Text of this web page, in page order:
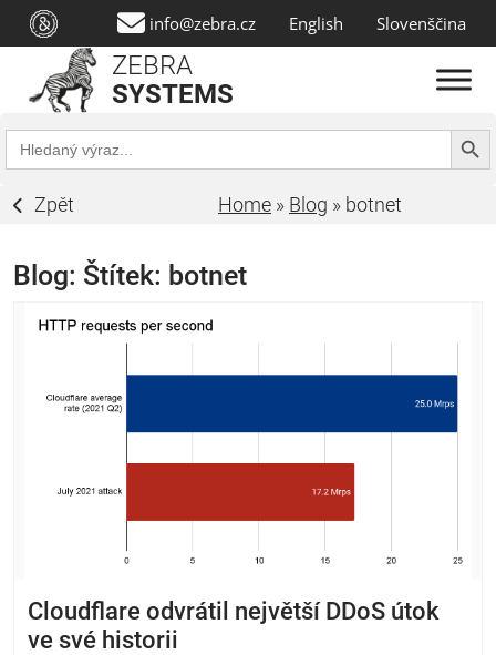
info@zebra.cz English Slovenščina
ZEBRA
SYSTEMS
Search
for:
Search
Zpět Home » Blog » botnet
Blog: Štítek: botnet
Cloudflare odvrátil největší DDoS útok
ve své historii